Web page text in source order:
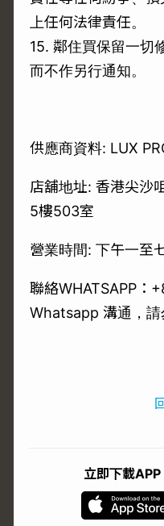
上任何法律責任。
15. 鄰住買保留一切
而不作另行通知。
供應商資料: LUX
店舖地址: 香港尖沙
5樓503室
營業時間: 下午一至
聯絡WHATSAPP：
Whatsapp 溝通，請
立即下載